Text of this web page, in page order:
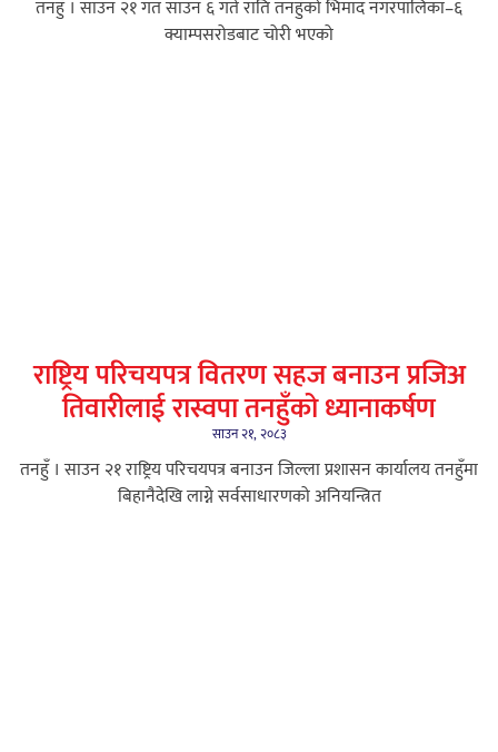
तनहुँ । साउन २१ गत साउन ६ गते राति तनहुँको भिमाद नगरपालिका–६
क्याम्पसरोडबाट चोरी भएको
राष्ट्रिय परिचयपत्र वितरण सहज बनाउन प्रजिअ
तिवारीलाई रास्वपा तनहुँको ध्यानाकर्षण
साउन २१, २०८३
तनहुँ । साउन २१ राष्ट्रिय परिचयपत्र बनाउन जिल्ला प्रशासन कार्यालय तनहुँमा
बिहानैदेखि लाग्ने सर्वसाधारणको अनियन्त्रित